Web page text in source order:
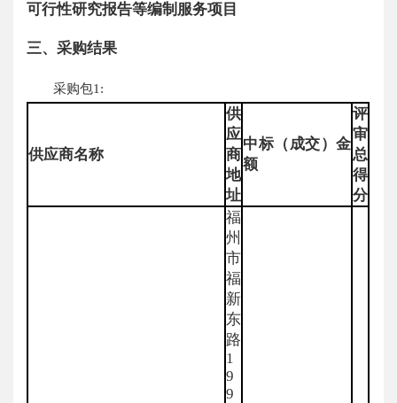
可行性研究报告等编制服务项目
三、采购结果
采购包1:
供应商名称
供
应
商
地
址
中标（成交）金
额
评
审
总
得
分
福
州
市
福
新
东
路
1
9
9